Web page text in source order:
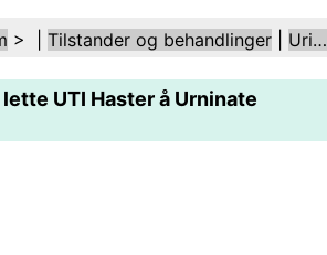
Familiehelse
Psykisk Helse Folkehelse Og
Og Prosedyrer Helse
> | Tilstander og behandlinger Urinveislidelser
UTI Haster å Urninate